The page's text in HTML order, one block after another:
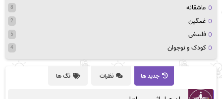
عاشقانه 8
غمگین 2
فلسفی 5
کودک و نوجوان 4
جدید ها نظرات تگ ها